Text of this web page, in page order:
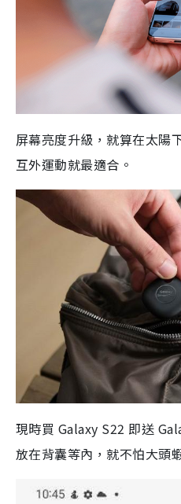
屏幕亮度升級，就算在太陽
互外運動就最適合。
現時買 Galaxy S22 即送
放在背囊等內，就不怕大頭